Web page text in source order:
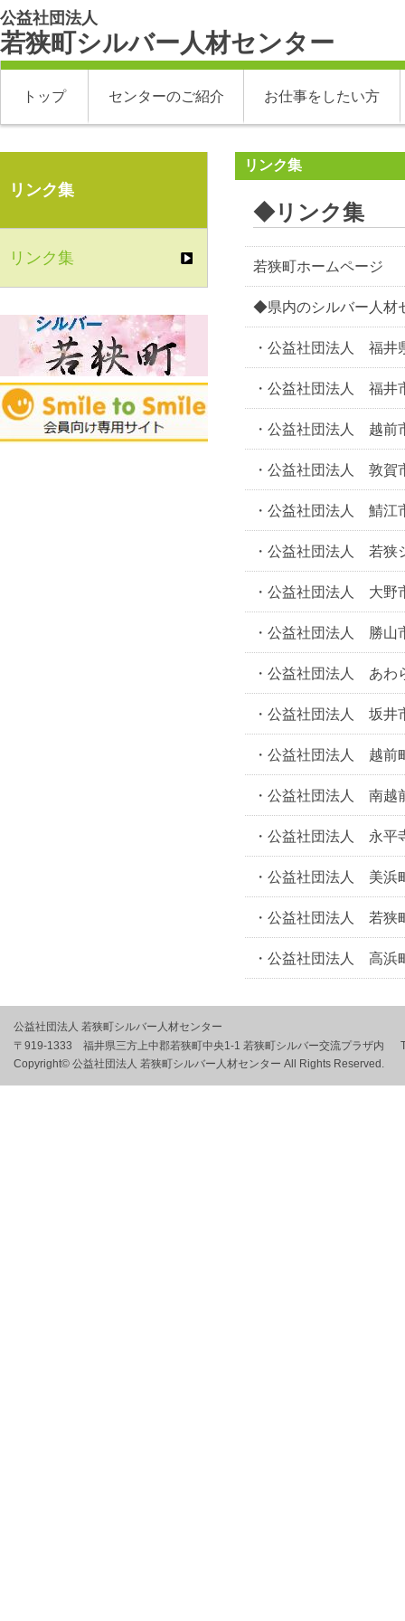
公益社団法人
若狭町シルバー人材センター
トップ センターのご紹介 お仕事をしたい方
リンク集
◆リンク集
若狭町ホームページ
◆県内のシルバー人材
・公益社団法人 福井
・公益社団法人 福井
・公益社団法人 越前
・公益社団法人 敦賀
・公益社団法人 鯖江
・公益社団法人 若狭
・公益社団法人 大野
・公益社団法人 勝山
・公益社団法人 あわ
・公益社団法人 坂井
・公益社団法人 越前
・公益社団法人 南越
・公益社団法人 永平
・公益社団法人 美浜
・公益社団法人 若狭
・公益社団法人 高浜
リンク集
リンク集
公益社団法人 若狭町シルバー人材センター
〒919-1333 福井県三方上中郡若狭町中央1-1 若狭町シルバー交流プラザ内
Copyright© 公益社団法人 若狭町シルバー人材センター All Rights Reserved.